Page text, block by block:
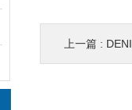
上一篇 :